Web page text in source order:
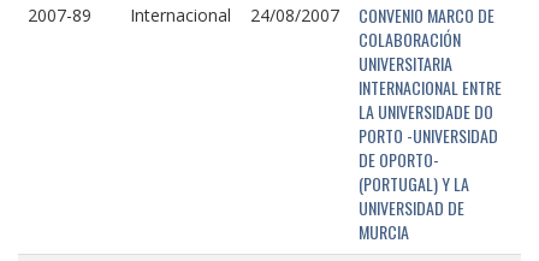
2007-89 Internacional 24/08/2007
CONVENIO MARCO DE
COLABORACIÓN
UNIVERSITARIA
INTERNACIONAL ENTRE
LA UNIVERSIDADE DO
PORTO -UNIVERSIDAD
DE OPORTO-
(PORTUGAL) Y LA
UNIVERSIDAD DE
MURCIA